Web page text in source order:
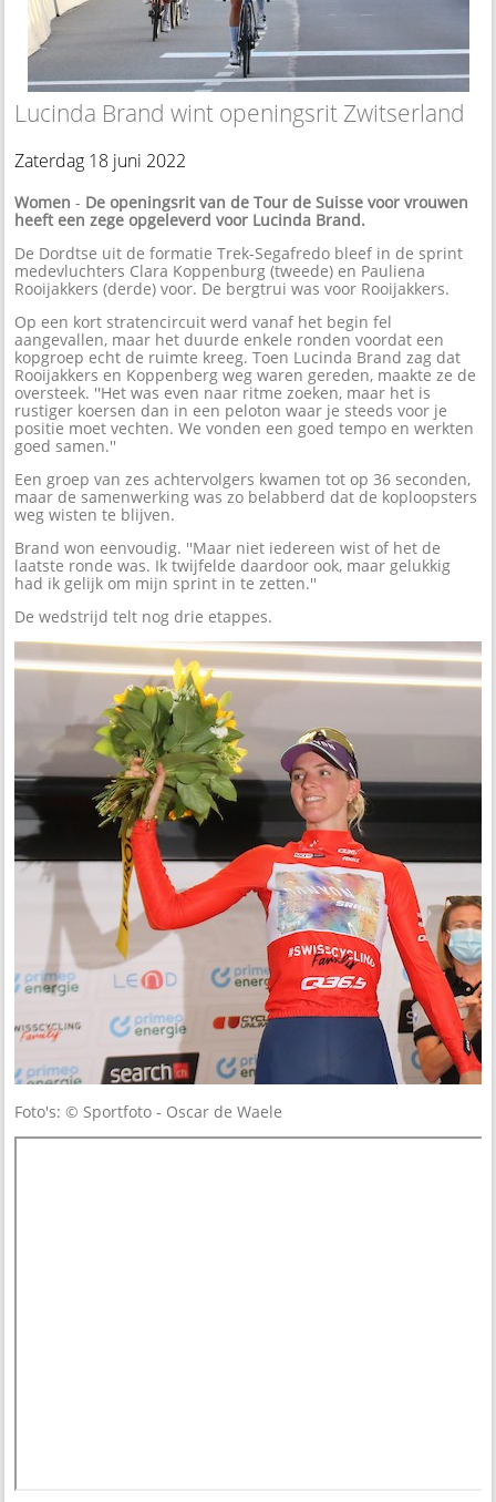
Lucinda Brand wint openingsrit Zwitserland
Zaterdag 18 juni 2022
Women - De openingsrit van de Tour de Suisse voor vrouwen
heeft een zege opgeleverd voor Lucinda Brand.
De Dordtse uit de formatie Trek-Segafredo bleef in de sprint
medevluchters Clara Koppenburg (tweede) en Pauliena
Rooijakkers (derde) voor. De bergtrui was voor Rooijakkers.
Op een kort stratencircuit werd vanaf het begin fel
aangevallen, maar het duurde enkele ronden voordat een
kopgroep echt de ruimte kreeg. Toen Lucinda Brand zag dat
Rooijakkers en Koppenberg weg waren gereden, maakte ze de
oversteek. ''Het was even naar ritme zoeken, maar het is
rustiger koersen dan in een peloton waar je steeds voor je
positie moet vechten. We vonden een goed tempo en werkten
goed samen.''
Een groep van zes achtervolgers kwamen tot op 36 seconden,
maar de samenwerking was zo belabberd dat de koploopsters
weg wisten te blijven.
Brand won eenvoudig. ''Maar niet iedereen wist of het de
laatste ronde was. Ik twijfelde daardoor ook, maar gelukkig
had ik gelijk om mijn sprint in te zetten.''
De wedstrijd telt nog drie etappes.
Foto's: © Sportfoto - Oscar de Waele